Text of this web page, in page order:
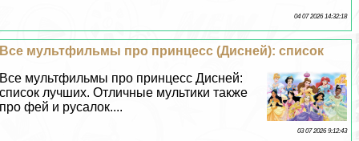
04 07 2026 14:32:18
Все мультфильмы про принцесс (Дисней): список
Все мультфильмы про принцесс Дисней:
список лучших. Отличные мультики также
про фей и русалок....
03 07 2026 9:12:43